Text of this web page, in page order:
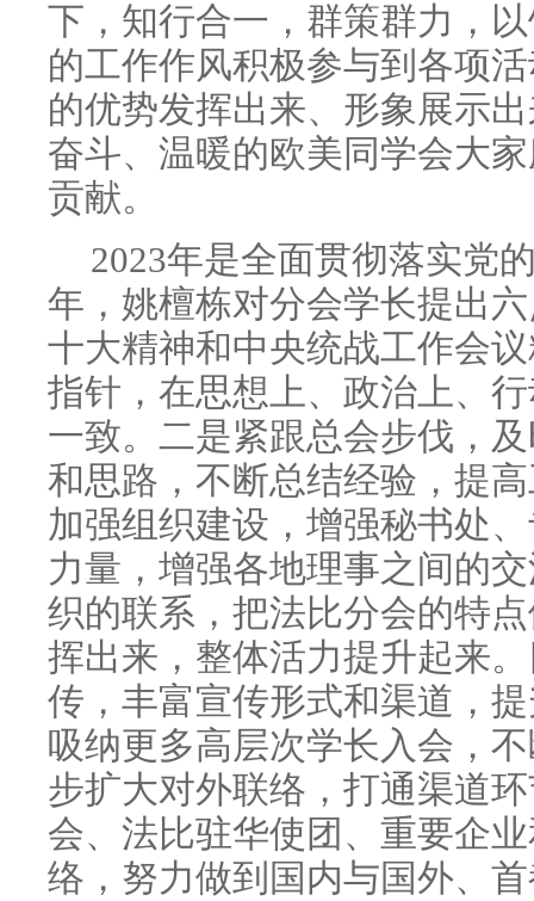
下，知行合一，群策群力，
的工作作风积极参与到各项
的优势发挥出来、形象展示
奋斗、温暖的欧美同学会大
贡献。
2023年是全面贯彻落实党
年，姚檀栋对分会学长提出
十大精神和中央统战工作会
指针，在思想上、政治上、
一致。二是紧跟总会步伐，
和思路，不断总结经验，提
加强组织建设，增强秘书处
力量，增强各地理事之间的
织的联系，把法比分会的特
挥出来，整体活力提升起来
传，丰富宣传形式和渠道，
吸纳更多高层次学长入会，
步扩大对外联络，打通渠道
会、法比驻华使团、重要企
络，努力做到国内与国外、